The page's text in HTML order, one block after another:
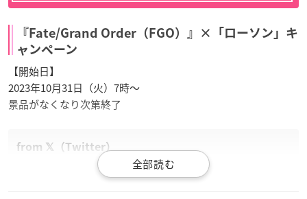
『Fate/Grand Order（FGO）』×「ローソン」キ
ャンペーン
【開始日】
2023年10月31日（火）7時〜
景品がなくなり次第終了